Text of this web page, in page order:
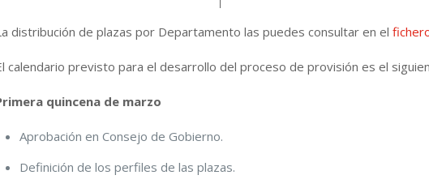
distribución de plazas por Departamento las puedes consultar en el
calendario previsto para el desarrollo del proceso de provisión es el
quincena de marzo
Aprobación en Consejo de Gobierno.
Definición de los perfiles de las plazas.